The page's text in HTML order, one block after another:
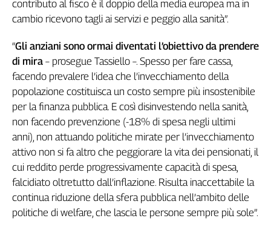
Speciali
di
Genova,
il
sangue
della
ragione
anni
Cgil
Collettiva
Academy
Collettiva
Play
contributo al fisco è il doppio della media europea ma in
cambio ricevono tagli ai servizi e peggio alla sanità”.
“Gli anziani sono ormai diventati l’obiettivo da prendere
di mira – prosegue Tassiello –. Spesso per fare cassa,
facendo prevalere l’idea che l’invecchiamento della
popolazione costituisca un costo sempre più insostenibile
per la finanza pubblica. E così disinvestendo nella sanità,
non facendo prevenzione (-18% di spesa negli ultimi
anni), non attuando politiche mirate per l’invecchiamento
attivo non si fa altro che peggiorare la vita dei pensionati, il
cui reddito perde progressivamente capacità di spesa,
falcidiato oltretutto dall’inflazione. Risulta inaccettabile la
continua riduzione della sfera pubblica nell’ambito delle
politiche di welfare, che lascia le persone sempre più sole”.